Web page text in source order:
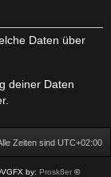
Daten über
deiner Daten
Zeiten sind UTC+02:00
by: Prosk8er©